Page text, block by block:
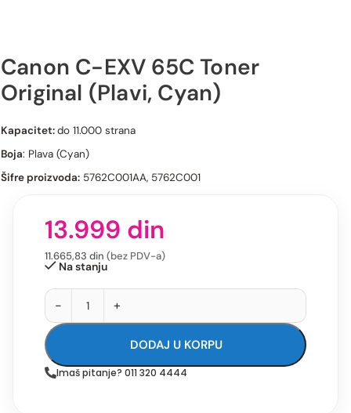
Canon C-EXV 65C Toner
Original (Plavi, Cyan)
Kapacitet:do 11.000 strana
Boja: Plava (Cyan)
Šifre proizvoda: 5762C001AA, 5762C001
13.999 din
11.665,83 din (bez PDV-a)
Na stanju
- +
DODAJ U KORPU
Imaš pitanje? 011 320 4444